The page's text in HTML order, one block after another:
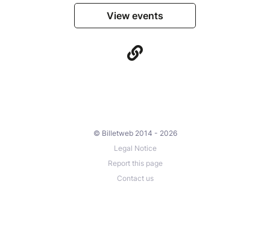
View events
© Billetweb 2014 - 2026
Legal Notice
Report this page
Contact us